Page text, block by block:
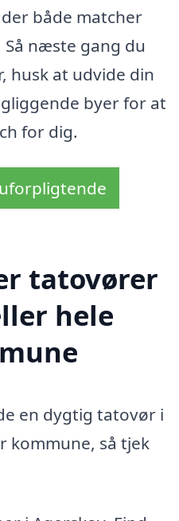
både matcher
næste gang du
husk at udvide din
byer for at
for dig.
tatovører
hele
en dygtig tatovør i
kommune, så tjek